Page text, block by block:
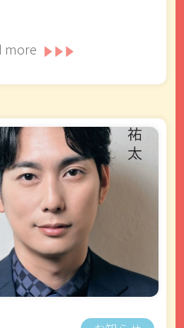
more